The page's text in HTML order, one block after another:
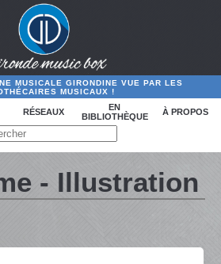
MUSICALE GIRONDINE VUE PAR LES
MUSICAUX !
RÉSEAUX
EN
BIBLIOTHÈQUE
À PROPOS
- Illustration